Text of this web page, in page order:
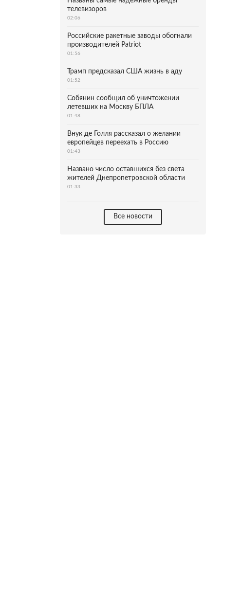
телевизоров
02:06
Российские ракетные заводы обогнали
производителей Patriot
01:56
Трамп предсказал США жизнь в аду
01:52
Собянин сообщил об уничтожении
летевших на Москву БПЛА
01:48
Внук де Голля рассказал о желании
европейцев переехать в Россию
01:43
Названо число оставшихся без света
жителей Днепропетровской области
01:33
Все новости